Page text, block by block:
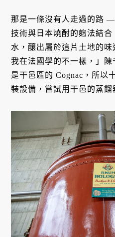
那是一條沒有人走過的路
技術與日本燒酎的麴法結
水，釀出屬於這片土地的
我在法國學的不一樣，」
是干邑區的 Cognac，所以
裝設備，嘗試用干邑的蒸餾